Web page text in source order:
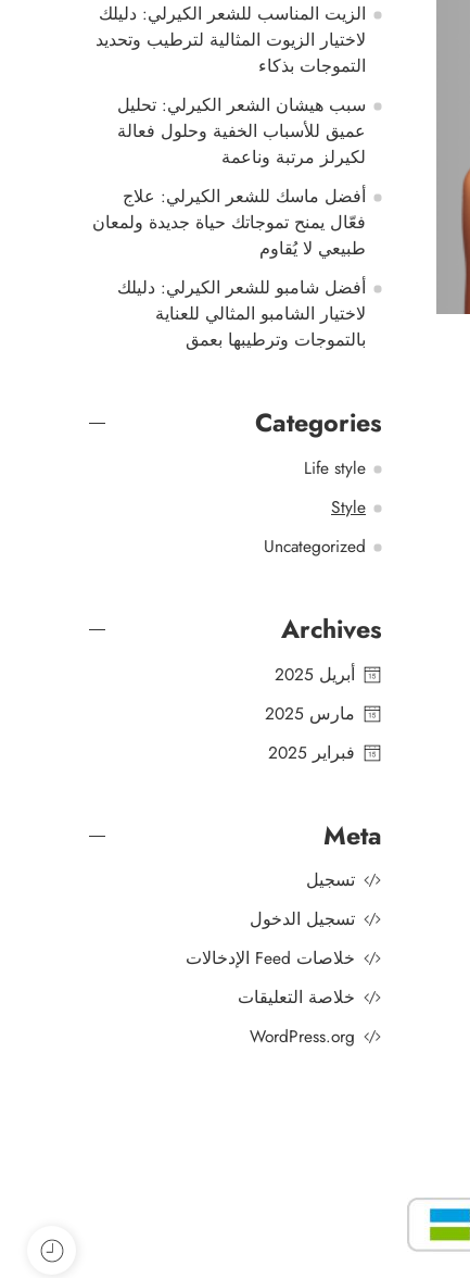
الزيت المناسب للشعر الكيرلي: دليلك
لاختيار الزيوت المثالية لترطيب وتحديد
التموجات بذكاء
سبب هيشان الشعر الكيرلي: تحليل
عميق للأسباب الخفية وحلول فعالة
لكيرلز مرتبة وناعمة
أفضل ماسك للشعر الكيرلي: علاج
فعّال يمنح تموجاتك حياة جديدة ولمعان
طبيعي لا يُقاوم
أفضل شامبو للشعر الكيرلي: دليلك
لاختيار الشامبو المثالي للعناية
بالتموجات وترطيبها بعمق
Categories
Life style
Style
Uncategorized
Archives
أبريل 2025
مارس 2025
فبراير 2025
Meta
تسجيل
تسجيل الدخول
خلاصات Feed الإدخالات
خلاصة التعليقات
WordPress.org